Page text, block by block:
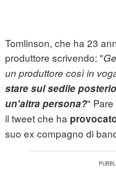
Tomlinson, che ha 23
produttore scrivendo: "
un produttore così in
stare sul sedile
un'altra persona?"
il tweet che ha
suo ex compagno di